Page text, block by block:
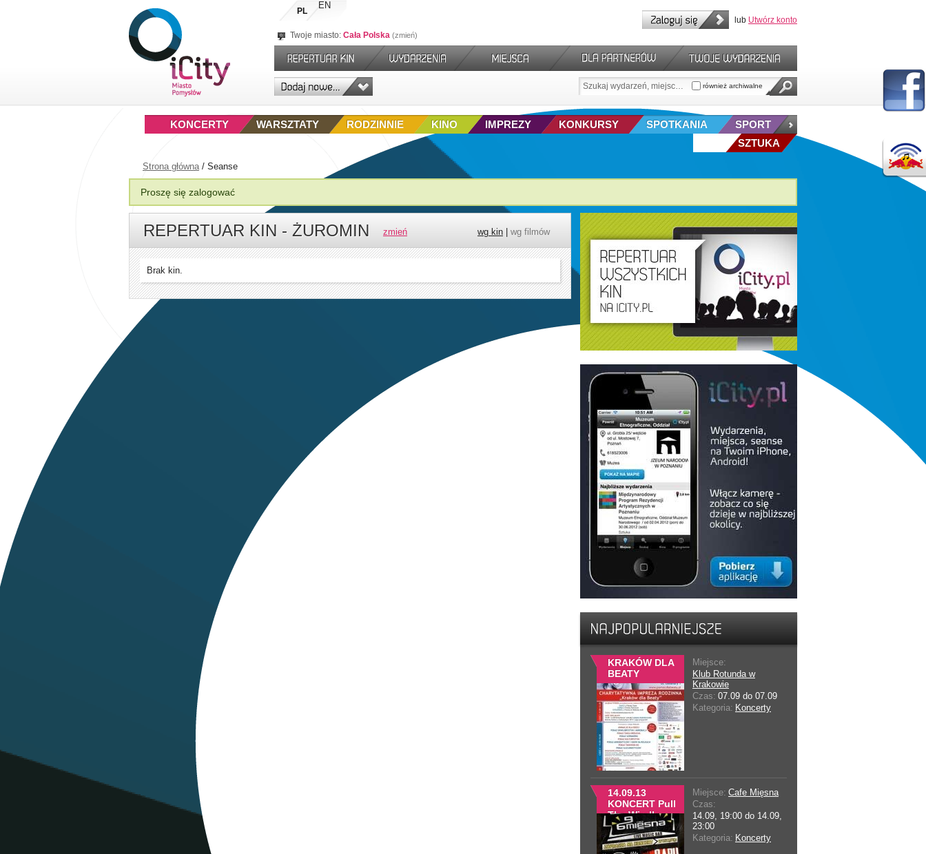
lub Utwórz konto
PL
EN
Twoje miasto: Cała Polska zmień
również archiwalne
SPORT
SPOTKANIA
KONKURSY
IMPREZY
KINO
RODZINNIE
WARSZTATY
KONCERTY
SZTUKA
Strona główna/ Seanse
Proszę się zalogować
REPERTUAR KIN - ŻUROMIN zmień wg kin wg filmów
Brak kin.
KRAKÓW DLA
BEATY
Miejsce:
Klub Rotunda w
Krakowie
Czas: 07.09 do 07.09
Kategoria: Koncerty
14.09.13
KONCERT Pull
The Wire||
Typhoon||
Bapu w Cafe
Mięsna
Miejsce: Cafe Mięsna
Czas:
14.09, 19:00 do 14.09,
23:00
Kategoria: Koncerty